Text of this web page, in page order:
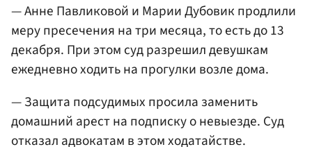
— Анне Павликовой и Марии Дубовик продлили
меру пресечения на три месяца, то есть до 13
декабря. При этом суд разрешил девушкам
ежедневно ходить на прогулки возле дома.
— Защита подсудимых просила заменить
домашний арест на подписку о невыезде. Суд
отказал адвокатам в этом ходатайстве.